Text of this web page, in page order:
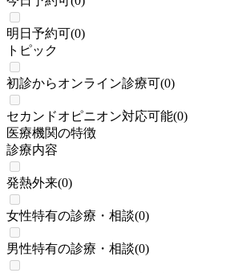
明日予約可(0)
トピック
初診からオンライン診療可(0)
セカンドオピニオン対応可能(0)
医療機関の特徴
診療内容
発熱外来(0)
女性特有の診療・相談(0)
男性特有の診療・相談(0)